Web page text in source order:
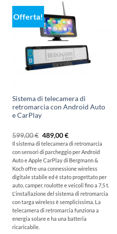
Offerta!
Sistema di telecamera di
retromarcia con Android Auto
e CarPlay
599,00€ Il
prezzo
originale
era:
599,00
€
489,00€Il
prezzo
attuale
è:
489,00
€.
Il sistema di telecamera di retromarcia
con sensori di parcheggio per Android
Auto e Apple CarPlay di Bergmann &
Koch offre una connessione wireless
digitale stabile ed è stato progettato per
auto, camper, roulotte e veicoli fino a 7,5 t.
L'installazione del sistema di retromarcia
con targa wireless è semplicissima. La
telecamera di retromarcia funziona a
energia solare e ha una batteria
ricaricabile.